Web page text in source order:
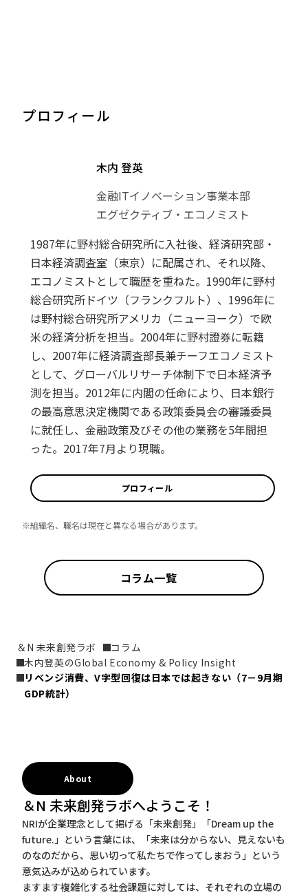
プロフィール
木内 登英
金融ITイノベーション事業本部
エグゼクティブ・エコノミスト
1987年に野村総合研究所に入社後、経済研究部・
日本経済調査室（東京）に配属され、それ以降、
エコノミストとして職歴を重ねた。1990年に野村
総合研究所ドイツ（フランクフルト）、1996年に
は野村総合研究所アメリカ（ニューヨーク）で欧
米の経済分析を担当。2004年に野村證券に転籍
し、2007年に経済調査部長兼チーフエコノミスト
として、グローバルリサーチ体制下で日本経済予
測を担当。2012年に内閣の任命により、日本銀行
の最高意思決定機関である政策委員会の審議委員
に就任し、金融政策及びその他の業務を5年間担
った。2017年7月より現職。
プロフィール
※組織名、職名は現在と異なる場合があります。
コラム一覧
＆N 未来創発ラボ
コラム
木内登英のGlobal Economy & Policy Insight
リベンジ消費、V字型回復は日本では起きない（7－9月期
GDP統計）
About
＆N 未来創発ラボへようこそ！
NRIが企業理念として掲げる「未来創発」「Dream up the
future.」という言葉には、「未来は分からない、見えないも
のなのだから、思い切って私たちで作ってしまおう」という
意気込みが込められています。
ますます複雑化する社会課題に対しては、それぞれの立場の